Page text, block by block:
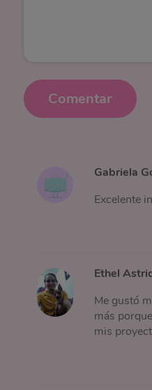
Comentar
Gabriela
Excelente
Ethel
Me gustó
más
mis